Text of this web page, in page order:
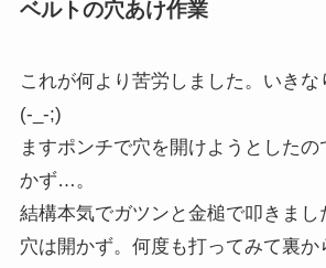
ベルトの穴あけ作業
これが何より苦労しました。いき
(-_-;)
ますポンチで穴を開けようとした
かず…。
結構本気でガツンと金槌で叩きまし
穴は開かず。何度も打ってみて裏